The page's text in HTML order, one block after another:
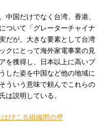
国だけでなく台湾、香港、
ついて「グレーターチャイナ
だが、大きな要素として台湾
クにとって海外家電事業の見
を獲得し、日本以上に高いブ
した姿を中国など他の地域に
ういう意味で頼んでこれらの
は説明している。
はびこる組織間の壁